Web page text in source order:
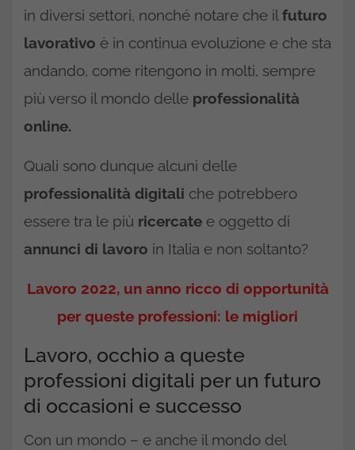
in diversi settori, nonché notare che il futuro
lavorativo è in continua evoluzione e che sta
andando, come ritengono in molti, sempre
più verso il mondo delle professionalità
online.
Quali sono dunque alcuni delle
professionalità digitali che potrebbero
essere tra le più ricercate e oggetto di
annunci di lavoro in Italia e non soltanto?
Lavoro 2022, un anno ricco di opportunità
per queste professioni: le migliori
Lavoro, occhio a queste
professioni digitali per un futuro
di occasioni e successo
Con un mondo – e anche il mondo del